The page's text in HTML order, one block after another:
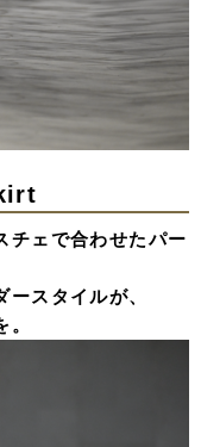
チェで合わせたパー
スタイルが、